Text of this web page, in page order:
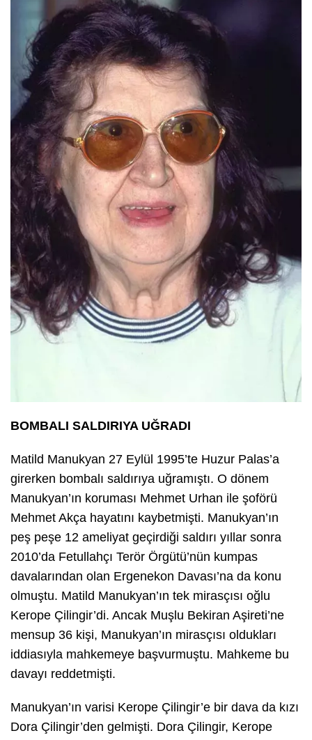
BOMBALI SALDIRIYA UĞRADI
Matild Manukyan 27 Eylül 1995’te Huzur Palas’a
girerken bombalı saldırıya uğramıştı. O dönem
Manukyan’ın koruması Mehmet Urhan ile şoförü
Mehmet Akça hayatını kaybetmişti. Manukyan’ın
peş peşe 12 ameliyat geçirdiği saldırı yıllar sonra
2010’da Fetullahçı Terör Örgütü’nün kumpas
davalarından olan Ergenekon Davası’na da konu
olmuştu. Matild Manukyan’ın tek mirasçısı oğlu
Kerope Çilingir’di. Ancak Muşlu Bekiran Aşireti’ne
mensup 36 kişi, Manukyan’ın mirasçısı oldukları
iddiasıyla mahkemeye başvurmuştu. Mahkeme bu
davayı reddetmişti.
Manukyan’ın varisi Kerope Çilingir’e bir dava da kızı
Dora Çilingir’den gelmişti. Dora Çilingir, Kerope